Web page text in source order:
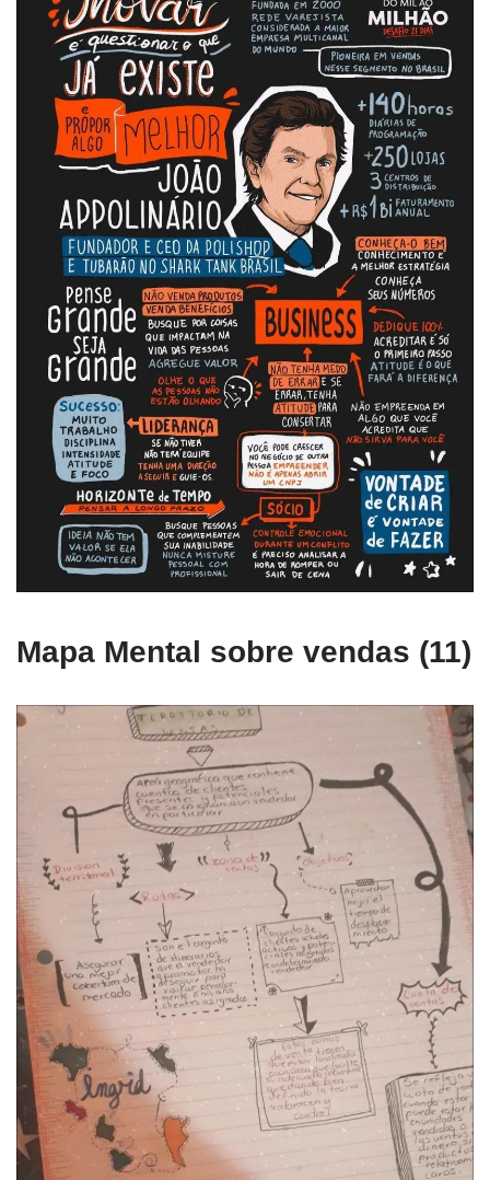
Mapa Mental sobre vendas (11)